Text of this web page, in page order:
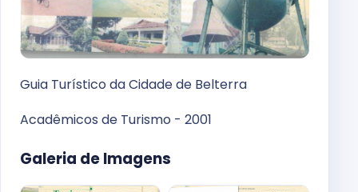
Guia Turístico da Cidade de Belterra
Acadêmicos de Turismo - 2001
Galeria de Imagens